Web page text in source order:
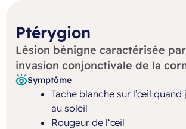
Ptérygion
Lésion bénigne caractérisée
invasion conjonctivale de la
Symptôme
Tache blanche sur l’œil quand
au soleil
Rougeur de l‘œil